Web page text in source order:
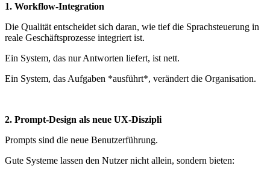
1. Workflow-Integration
Die Qualität entscheidet sich daran, wie tief die Sprachsteuerung in
reale Geschäftsprozesse integriert ist.
Ein System, das nur Antworten liefert, ist nett.
Ein System, das Aufgaben *ausführt*, verändert die Organisation.
2. Prompt-Design als neue UX-Diszipli
Prompts sind die neue Benutzerführung.
Gute Systeme lassen den Nutzer nicht allein, sondern bieten: